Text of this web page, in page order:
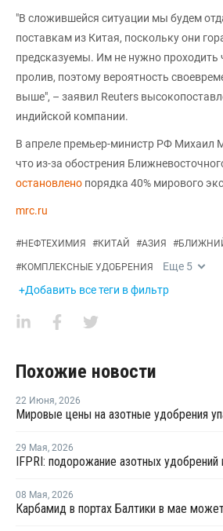
"В сложившейся ситуации мы будем
поставкам из Китая, поскольку они
предсказуемы. Им не нужно проходить
пролив, поэтому вероятность
выше", – заявил Reuters
индийской компании.
В апреле премьер-министр РФ Михаил
что из-за обострения
остановлено порядка 40% мирового
mrc.ru
#НЕФТЕХИМИЯ #КИТАЙ #АЗИЯ #
#КОМПЛЕКСНЫЕ УДОБРЕНИЯ Еще 5
+Добавить все теги в фильтр
Похожие новости
22 Июня, 2026
Мировые цены на азотные удобрения
29 Мая, 2026
08 Мая, 2026